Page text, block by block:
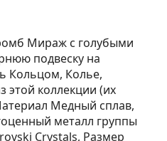
Мираж с голубыми
подвеску на
Кольцом, Колье,
этой коллекции (их
Медный сплав,
металл группы
Crystals, Размер